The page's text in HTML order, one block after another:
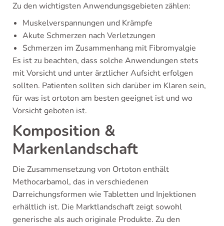
Zu den wichtigsten Anwendungsgebieten zählen:
Muskelverspannungen und Krämpfe
Akute Schmerzen nach Verletzungen
Schmerzen im Zusammenhang mit Fibromyalgie
Es ist zu beachten, dass solche Anwendungen stets
mit Vorsicht und unter ärztlicher Aufsicht erfolgen
sollten. Patienten sollten sich darüber im Klaren sein,
für was ist ortoton am besten geeignet ist und wo
Vorsicht geboten ist.
Komposition &
Markenlandschaft
Die Zusammensetzung von Ortoton enthält
Methocarbamol, das in verschiedenen
Darreichungsformen wie Tabletten und Injektionen
erhältlich ist. Die Marktlandschaft zeigt sowohl
generische als auch originale Produkte. Zu den